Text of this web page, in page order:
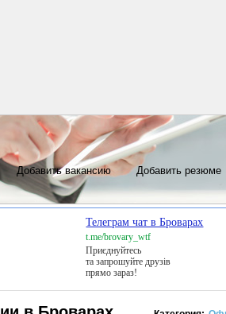
Телеграм чат в Броварах
t.me/brovary_wtf
Приєднуйтесь
та запрошуйте друзів
прямо зараз!
Добавить вакансию Добавить резюме